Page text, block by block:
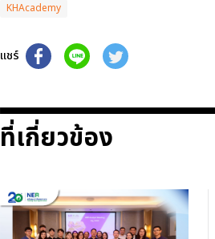
KHAcademy
แชร์
ที่เกี่ยวข้อง